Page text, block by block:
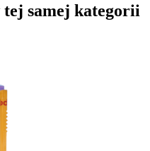
samej kategorii